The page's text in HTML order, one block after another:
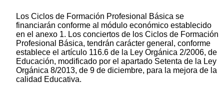
Los Ciclos de Formación Profesional Básica se
financiarán conforme al módulo económico establecido
en el anexo 1. Los conciertos de los Ciclos de Formación
Profesional Básica, tendrán carácter general, conforme
establece el artículo 116.6 de la Ley Orgánica 2/2006, de
Educación, modificado por el apartado Setenta de la Ley
Orgánica 8/2013, de 9 de diciembre, para la mejora de la
calidad Educativa.